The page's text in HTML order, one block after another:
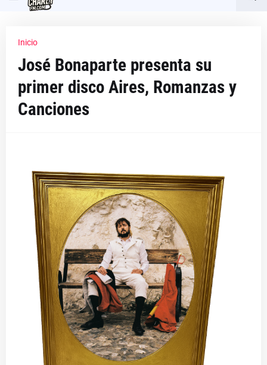
Inicio
José Bonaparte presenta su
primer disco Aires, Romanzas y
Canciones